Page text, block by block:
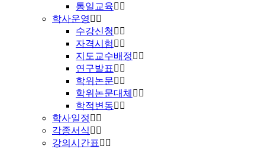
통일교육
학사운영
수강신청
자격시험
지도교수배정
연구발표
학위논문
학위논문대체
학적변동
학사일정
각종서식
강의시간표